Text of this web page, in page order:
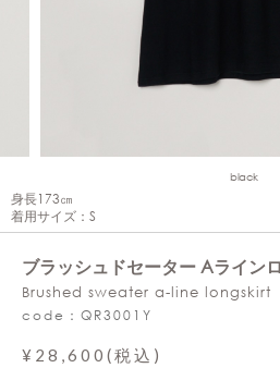
black
身長173㎝
着用サイズ：S
ブラッシュドセーター Aライン
Brushed sweater a-line longskirt
code：QR3001Y
¥28,600(税込)